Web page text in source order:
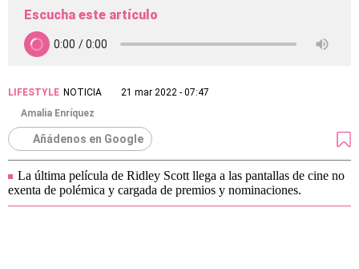
Escucha este artículo
LIFESTYLE NOTICIA
21 mar 2022 - 07:47
Amalia Enríquez
Añádenos en Google
La última película de Ridley Scott llega a las pantallas de cine no
exenta de polémica y cargada de premios y nominaciones.